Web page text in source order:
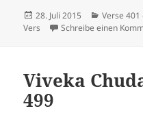
Veröffentlicht
am
28. Juli 2015 Kategorien
Verse 401
Vers
Schreibe einen
Viveka
499